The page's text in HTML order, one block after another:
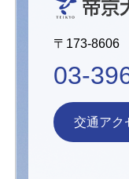
〒173-8606
03-
交通アク